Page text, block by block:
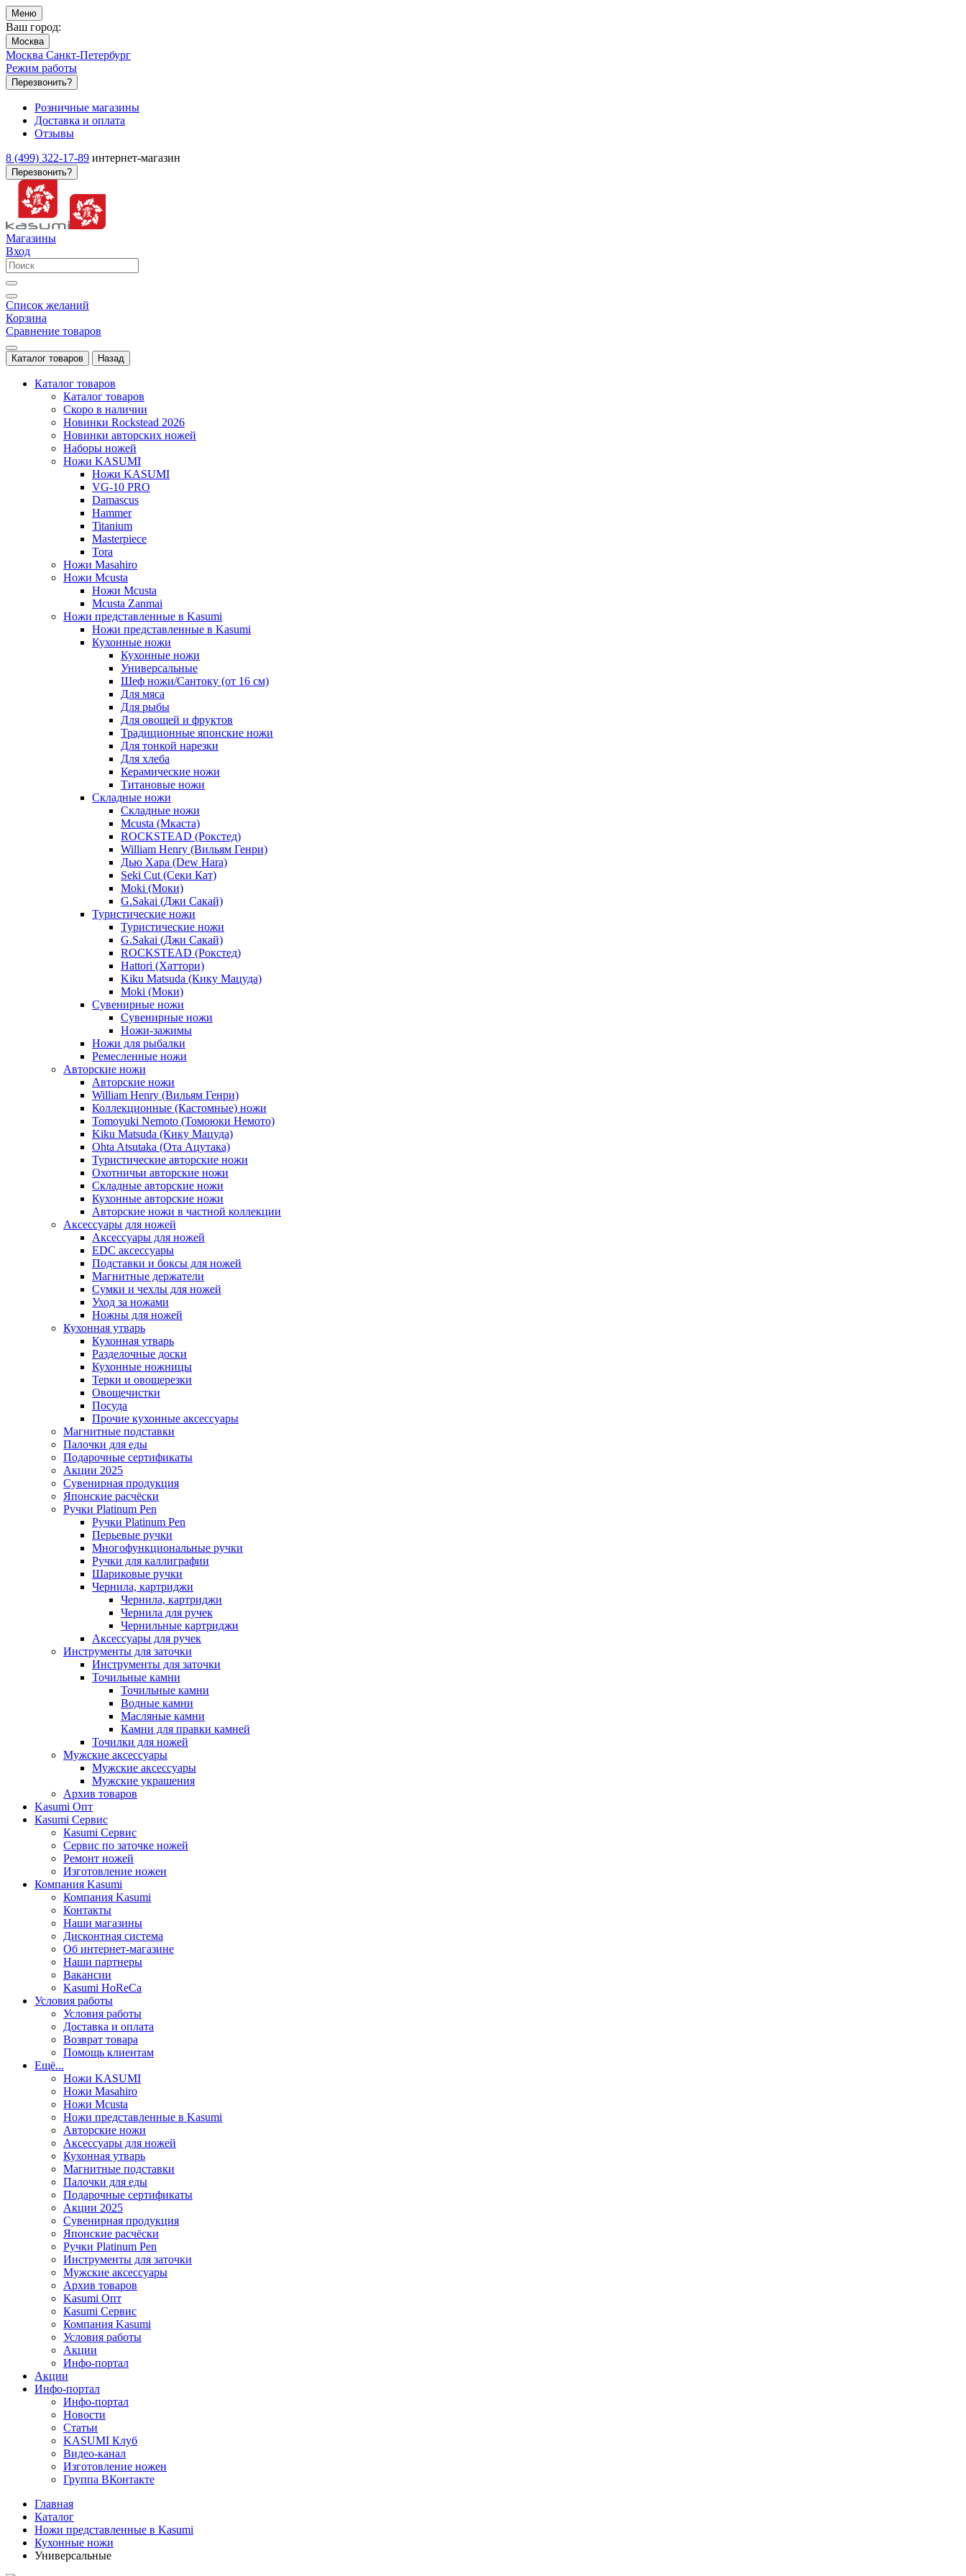
Меню
Ваш город:
Москва
Москва Санкт-Петербург
Режим работы
Перезвонить?
Розничные магазины
Доставка и оплата
Отзывы
8 (499) 322-17-89 интернет-магазин
Перезвонить?
Магазины
Вход
Список желаний
Корзина
Сравнение товаров
Каталог товаров Назад
Каталог товаров
Каталог товаров
Скоро в наличии
Новинки Rockstead 2026
Новинки авторских ножей
Наборы ножей
Ножи KASUMI
Ножи KASUMI
VG-10 PRO
Damascus
Hammer
Titanium
Masterpiece
Tora
Ножи Masahiro
Ножи Mcusta
Ножи Mcusta
Mcusta Zanmai
Ножи представленные в Kasumi
Ножи представленные в Kasumi
Кухонные ножи
Кухонные ножи
Универсальные
Шеф ножи/Сантоку (от 16 см)
Для мяса
Для рыбы
Для овощей и фруктов
Традиционные японские ножи
Для тонкой нарезки
Для хлеба
Керамические ножи
Титановые ножи
Складные ножи
Складные ножи
Mcusta (Мкаста)
ROCKSTEAD (Рокстед)
William Henry (Вильям Генри)
Дью Хара (Dew Hara)
Seki Cut (Секи Кат)
Moki (Моки)
G.Sakai (Джи Сакай)
Туристические ножи
Туристические ножи
G.Sakai (Джи Сакай)
ROCKSTEAD (Рокстед)
Hattori (Хаттори)
Kiku Matsuda (Кику Мацуда)
Moki (Моки)
Сувенирные ножи
Сувенирные ножи
Ножи-зажимы
Ножи для рыбалки
Ремесленные ножи
Авторские ножи
Авторские ножи
William Henry (Вильям Генри)
Коллекционные (Кастомные) ножи
Tomoyuki Nemoto (Томоюки Немото)
Kiku Matsuda (Кику Мацуда)
Ohta Atsutaka (Ота Ацутака)
Туристические авторские ножи
Охотничьи авторские ножи
Складные авторские ножи
Кухонные авторские ножи
Авторские ножи в частной коллекции
Аксессуары для ножей
Аксессуары для ножей
EDC аксессуары
Подставки и боксы для ножей
Магнитные держатели
Сумки и чехлы для ножей
Уход за ножами
Ножны для ножей
Кухонная утварь
Кухонная утварь
Разделочные доски
Кухонные ножницы
Терки и овощерезки
Овощечистки
Посуда
Прочие кухонные аксессуары
Магнитные подставки
Палочки для еды
Подарочные сертификаты
Акции 2025
Сувенирная продукция
Японские расчёски
Ручки Platinum Pen
Ручки Platinum Pen
Перьевые ручки
Многофункциональные ручки
Ручки для каллиграфии
Шариковые ручки
Чернила, картриджи
Чернила, картриджи
Чернила для ручек
Чернильные картриджи
Аксессуары для ручек
Инструменты для заточки
Инструменты для заточки
Точильные камни
Точильные камни
Водные камни
Масляные камни
Камни для правки камней
Точилки для ножей
Мужские аксессуары
Мужские аксессуары
Мужские украшения
Архив товаров
Kasumi Опт
Кasumi Сервис
Кasumi Сервис
Сервис по заточке ножей
Ремонт ножей
Изготовление ножен
Компания Kasumi
Компания Kasumi
Контакты
Наши магазины
Дисконтная система
Об интернет-магазине
Наши партнеры
Вакансии
Kasumi HoReCa
Условия работы
Условия работы
Доставка и оплата
Возврат товара
Помощь клиентам
Ещё...
Ножи KASUMI
Ножи Masahiro
Ножи Mcusta
Ножи представленные в Kasumi
Авторские ножи
Аксессуары для ножей
Кухонная утварь
Магнитные подставки
Палочки для еды
Подарочные сертификаты
Акции 2025
Сувенирная продукция
Японские расчёски
Ручки Platinum Pen
Инструменты для заточки
Мужские аксессуары
Архив товаров
Kasumi Опт
Кasumi Сервис
Компания Kasumi
Условия работы
Акции
Инфо-портал
Акции
Инфо-портал
Инфо-портал
Новости
Статьи
KASUMI Клуб
Видео-канал
Изготовление ножен
Группа ВКонтакте
Главная
Каталог
Ножи представленные в Kasumi
Кухонные ножи
Универсальные